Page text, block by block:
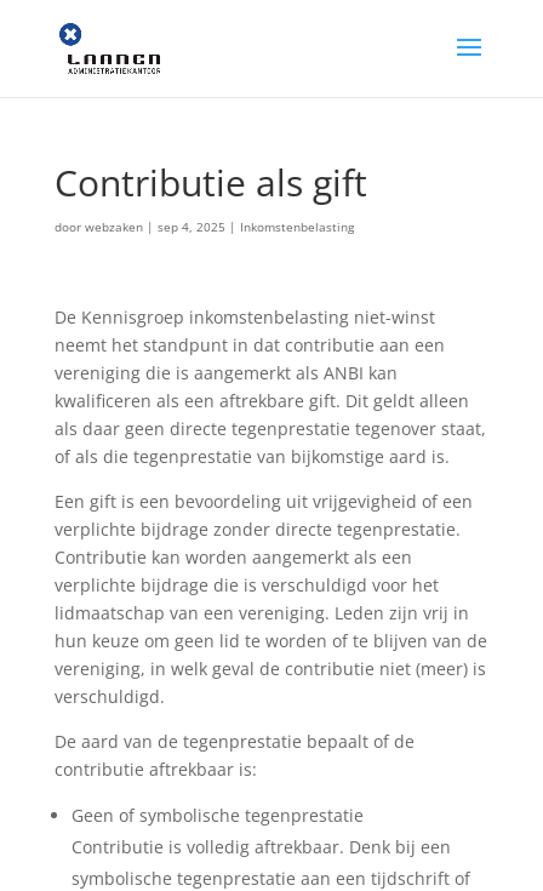
Contributie als gift
door webzaken| sep 4, 2025 | Inkomstenbelasting
De Kennisgroep inkomstenbelasting niet-winst
neemt het standpunt in dat contributie aan een
vereniging die is aangemerkt als ANBI kan
kwalificeren als een aftrekbare gift. Dit geldt alleen
als daar geen directe tegenprestatie tegenover staat,
of als die tegenprestatie van bijkomstige aard is.
Een gift is een bevoordeling uit vrijgevigheid of een
verplichte bijdrage zonder directe tegenprestatie.
Contributie kan worden aangemerkt als een
verplichte bijdrage die is verschuldigd voor het
lidmaatschap van een vereniging. Leden zijn vrij in
hun keuze om geen lid te worden of te blijven van de
vereniging, in welk geval de contributie niet (meer) is
verschuldigd.
De aard van de tegenprestatie bepaalt of de
contributie aftrekbaar is:
Geen of symbolische tegenprestatie
Contributie is volledig aftrekbaar. Denk bij een
symbolische tegenprestatie aan een tijdschrift of